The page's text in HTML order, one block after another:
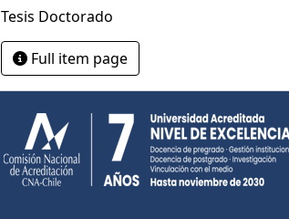
Tesis Doctorado
Full item page